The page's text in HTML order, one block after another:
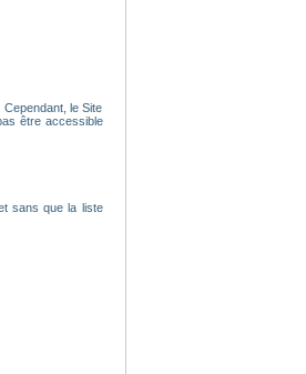
le Site
être accessible
sans que la liste